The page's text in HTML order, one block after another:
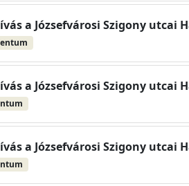
a Józsefvárosi Szigony utcai
a Józsefvárosi Szigony utcai
a Józsefvárosi Szigony utcai